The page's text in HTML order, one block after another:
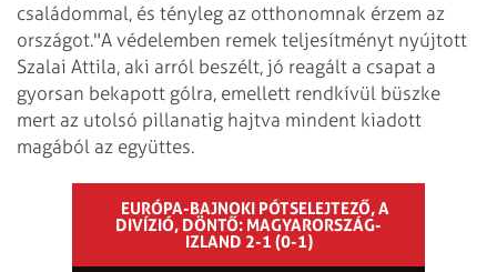
családommal, és tényleg az otthonomnak érzem az
országot."A védelemben remek teljesítményt nyújtott
Szalai Attila, aki arról beszélt, jó reagált a csapat a
gyorsan bekapott gólra, emellett rendkívül büszke
mert az utolsó pillanatig hajtva mindent kiadott
magából az együttes.
EURÓPA-BAJNOKI PÓTSELEJTEZŐ, A
DIVÍZIÓ, DÖNTŐ: MAGYARORSZÁG-
IZLAND 2-1 (0-1)